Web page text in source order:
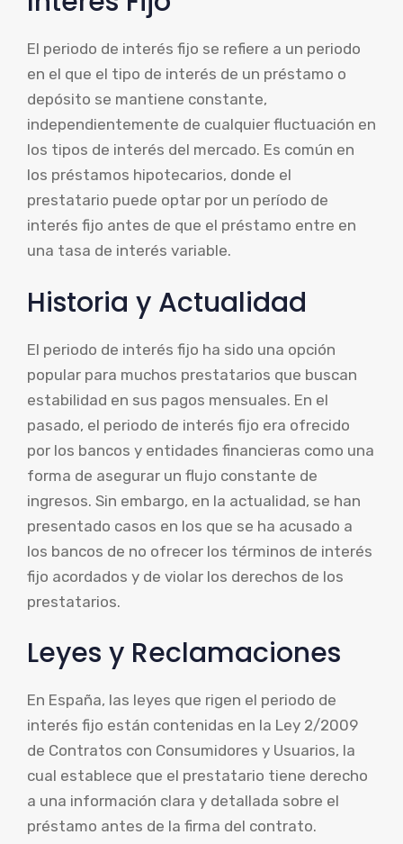
El periodo de interés fijo se refiere a un periodo
en el que el tipo de interés de un préstamo o
depósito se mantiene constante,
independientemente de cualquier fluctuación en
los tipos de interés del mercado. Es común en
los préstamos hipotecarios, donde el
prestatario puede optar por un período de
interés fijo antes de que el préstamo entre en
una tasa de interés variable.
Historia y Actualidad
El periodo de interés fijo ha sido una opción
popular para muchos prestatarios que buscan
estabilidad en sus pagos mensuales. En el
pasado, el periodo de interés fijo era ofrecido
por los bancos y entidades financieras como una
forma de asegurar un flujo constante de
ingresos. Sin embargo, en la actualidad, se han
presentado casos en los que se ha acusado a
los bancos de no ofrecer los términos de interés
fijo acordados y de violar los derechos de los
prestatarios.
Leyes y Reclamaciones
En España, las leyes que rigen el periodo de
interés fijo están contenidas en la Ley 2/2009
de Contratos con Consumidores y Usuarios, la
cual establece que el prestatario tiene derecho
a una información clara y detallada sobre el
préstamo antes de la firma del contrato.